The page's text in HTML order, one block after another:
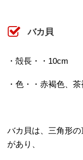
バカ貝
・殻長・・10cm
・色・・赤褐色、
バカ貝は、三角形の
があり、